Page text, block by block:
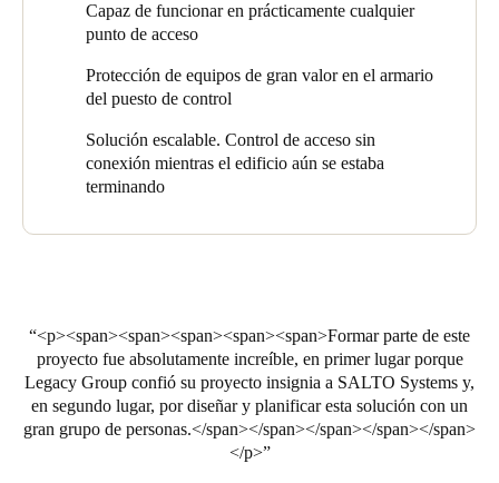
Capaz de funcionar en prácticamente cualquier
punto de acceso
Protección de equipos de gran valor en el armario
del puesto de control
Solución escalable. Control de acceso sin
conexión mientras el edificio aún se estaba
terminando
<p><span><span><span><span><span>Formar parte de este
proyecto fue absolutamente increíble, en primer lugar porque
Legacy Group confió su proyecto insignia a SALTO Systems y,
en segundo lugar, por diseñar y planificar esta solución con un
gran grupo de personas.</span></span></span></span></span>
</p>